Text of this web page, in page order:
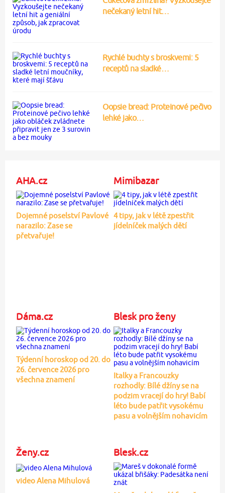
nečekaný letní hit…
Rychlé buchty s broskvemi: 5
receptů na sladké…
Oopsie bread: Proteinové pečivo
lehké jako…
AHA.cz
Dojemné poselství Pavlové
narazilo: Zase se
přetvařuje!
Mimibazar
4 tipy, jak v létě zpestřit
jídelníček malých dětí
Dáma.cz
Týdenní horoskop od 20. do
26. července 2026 pro
všechna znamení
Blesk pro ženy
Italky a Francouzky
rozhodly: Bílé džíny se na
podzim vracejí do hry! Babí
léto bude patřit vysokému
pasu a volnějším nohavicím
Ženy.cz
video Alena Mihulová
Blesk.cz